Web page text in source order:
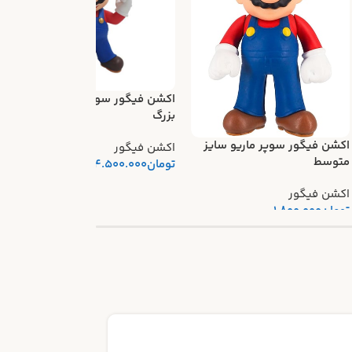
اکشن فیگور سوپر ماریو سایز
متوسط
اکشن فیگور
تومان 1.800.000
اکشن فیگور سوپر ماریو سایز
بزرگ
اکشن فیگور
تومان4.500.000